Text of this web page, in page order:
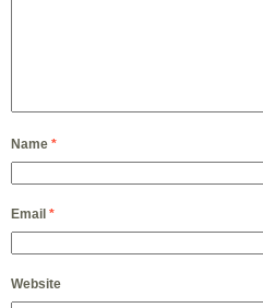
Name *
Email *
Website